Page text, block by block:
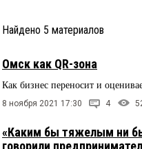
Найдено 5 материалов
Омск как QR-зона
Как бизнес переносит и
8 ноября 2021 17:30 4
«Каким бы тяжелым ни
говорили